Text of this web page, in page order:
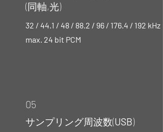
(同軸,光)
32 / 44.1 / 48 / 88.2 / 96 / 176.4 / 192 kHz
max. 24 bit PCM
05
サンプリング周波数(USB)